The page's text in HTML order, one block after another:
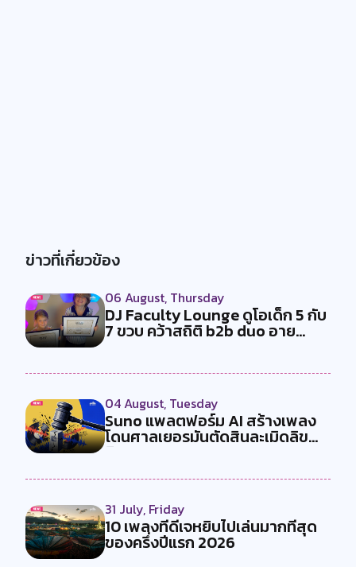
ข่าวที่เกี่ยวข้อง
06 August, Thursday
DJ Faculty Lounge ดูโอเด็ก 5 กับ
7 ขวบ คว้าสถิติ b2b duo อาย...
04 August, Tuesday
Suno แพลตฟอร์ม AI สร้างเพลง
โดนศาลเยอรมันตัดสินละเมิดลิข
31 July, Friday
10 เพลงที่ดีเจหยิบไปเล่นมากที่สุด
ของครึ่งปีแรก 2026